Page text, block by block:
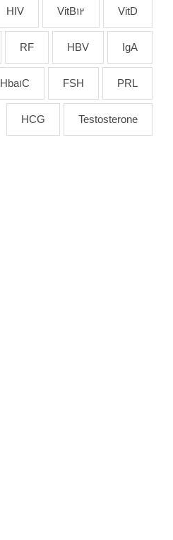
VitD
VitB12
HIV
IgA
HBV
RF
PRL
FSH
Hba1C
Testosterone
HCG